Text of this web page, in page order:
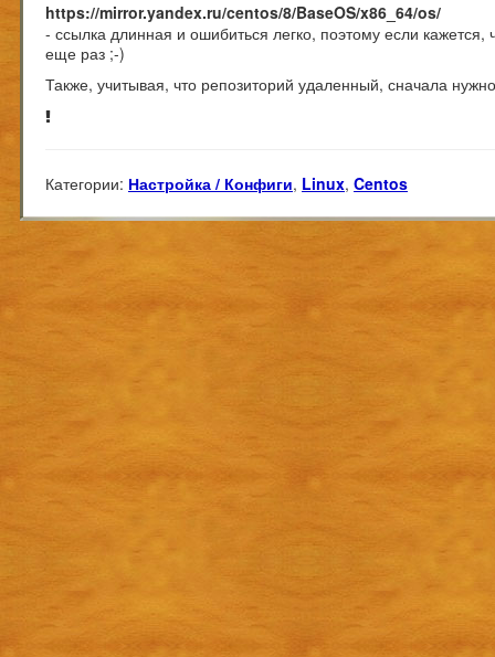
https://mirror.yandex.ru/centos/8/BaseOS/x86_64/os/
- ссылка длинная и ошибиться легко, поэтому если
еще раз ;-)
Также, учитывая, что репозиторий удаленный, сначала
Категории: Настройка / Конфиги, Linux, Centos